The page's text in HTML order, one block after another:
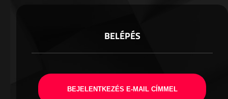
BELÉPÉS
BEJELENTKEZÉS E-MAIL CÍMMEL